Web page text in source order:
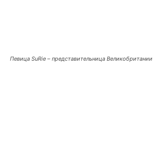
Певица SuRie – представительница Великобритании